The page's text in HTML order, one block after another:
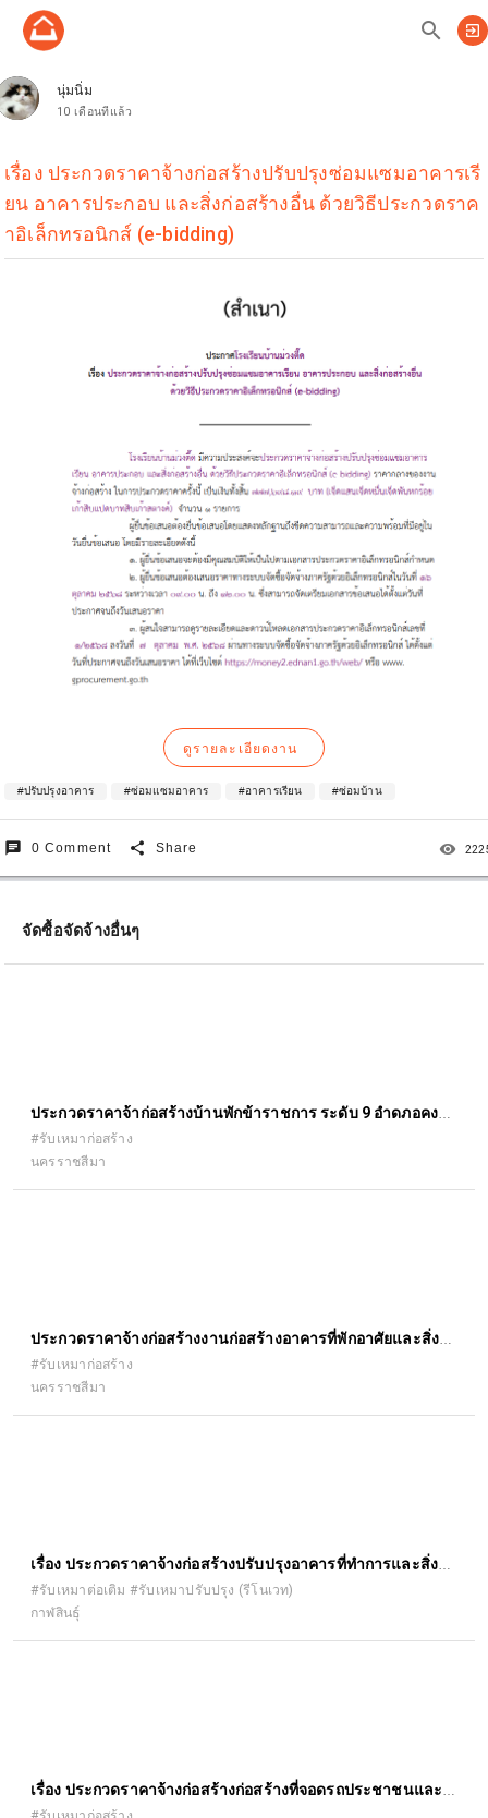
search exit_to_app
นุ่มนิ่ม
10 เดือนที่แล้ว
เรื่อง ประกวดราคาจ้างก่อสร้างปรับปรุงซ่อมแซมอาคารเรี
ยน อาคารประกอบ และสิ่งก่อสร้างอื่น ด้วยวิธีประกวดราค
าอิเล็กทรอนิกส์ (e-bidding)
ดูรายละเอียดงาน
#ปรับปรุงอาคาร #ซ่อมแซมอาคาร #อาคารเรียน #ซ่อมบ้าน
chat 0 Comment share Share remove_red_eye
จัดซื้อจัดจ้างอื่นๆ
ประกวดราคาจ้าก่อสร้างบ้านพักข้าราชการ ระดับ 9 อำดภอคง
จังหวัดนครราชสีมา
#รับเหมาก่อสร้าง
นครราชสีมา
ประกวดราคาจ้างก่อสร้างงานก่อสร้างอาคารที่พักอาศัยและสิ่ง
ก่อสร้างประกอบ
#รับเหมาก่อสร้าง
นครราชสีมา
เรื่อง ประกวดราคาจ้างก่อสร้างปรับปรุงอาคารที่ทำการและสิ่ง
ก่อสร้างประกอบ สำนักงานจัดหางาน จังหวัดกาฬสินธุ์ ด้วยวิธี
ประกวดราคาอิเล็กทรอนิกส์ (e-bidding)
#รับเหมาต่อเติม #รับเหมาปรับปรุง (รีโนเวท)
กาฬสินธุ์
เรื่อง ประกวดราคาจ้างก่อสร้างก่อสร้างที่จอดรถประชาชนและ